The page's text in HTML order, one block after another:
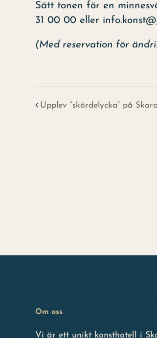
Sätt tonen för en
31 00 00 eller
(Med reservation för
Upplev ”skördelycka” på
Om oss
Vi är ett unikt konsthotell i